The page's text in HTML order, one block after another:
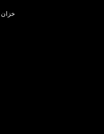
خزان